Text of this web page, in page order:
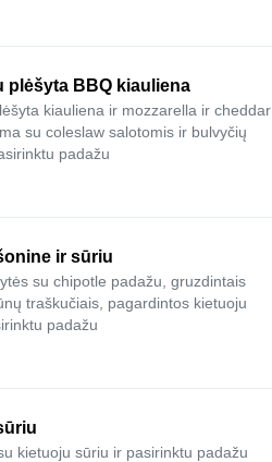
plėšyta BBQ kiauliena
kiauliena ir mozzarella ir cheddar
su coleslaw salotomis ir bulvyčių
padažu
ir sūriu
su chipotle padažu, gruzdintais
traškučiais, pagardintos kietuoju
padažu
kietuoju sūriu ir pasirinktu padažu